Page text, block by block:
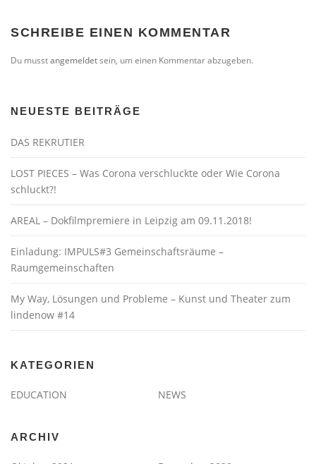
SCHREIBE EINEN KOMMENTAR
Du musstangemeldetsein, um einen Kommentar abzugeben.
NEUESTE BEITRÄGE
DAS REKRUTIER
LOST PIECES – Was Corona verschluckte oder Wie Corona
schluckt?!
AREAL – Dokfilmpremiere in Leipzig am 09.11.2018!
Einladung: IMPULS#3 Gemeinschaftsräume –
Raumgemeinschaften
My Way, Lösungen und Probleme – Kunst und Theater zum
lindenow #14
KATEGORIEN
EDUCATION NEWS
ARCHIV